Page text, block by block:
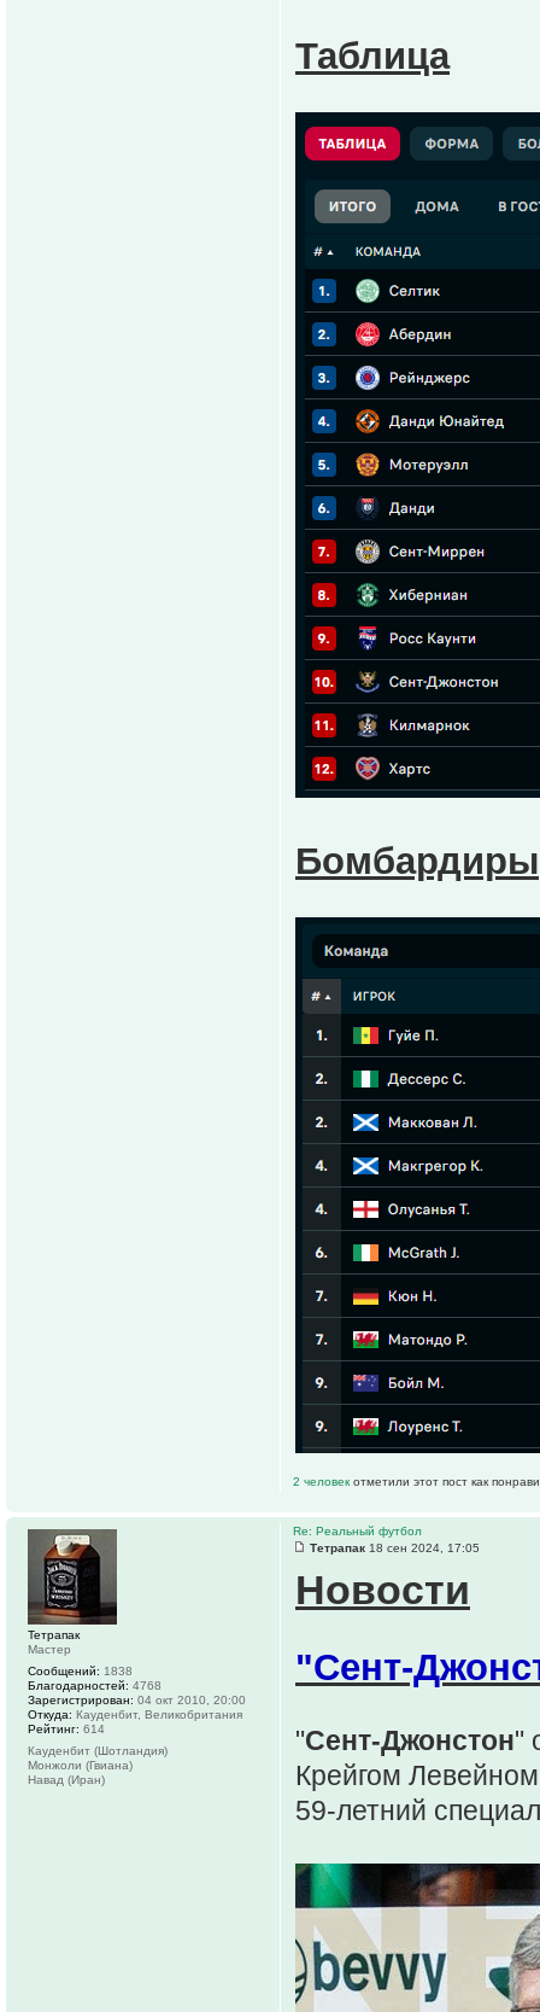
Таблица
Бомбардиры
2 человек отметили этот пост как
Re: Реальный футбол
Тетрапак 18 сен 2024, 17:05
Новости
"Сент-
"Сент-Джонстон"
Крейгом
59-летний
Тетрапак
Мастер
Сообщений: 1838
Благодарностей: 4768
Зарегистрирован: 04 окт 2010, 20:00
Откуда: Кауденбит, Великобритания
Рейтинг: 614
Кауденбит (Шотландия)
Монжоли (Гвиана)
Навад (Иран)